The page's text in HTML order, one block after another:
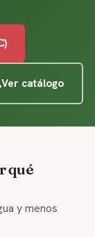
Ver catálogo
qué
y menos